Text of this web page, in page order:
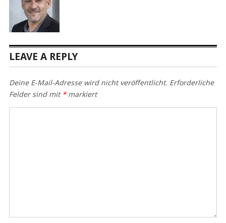
LEAVE A REPLY
Deine E-Mail-Adresse wird nicht veröffentlicht. Erforderliche
Felder sind mit *markiert